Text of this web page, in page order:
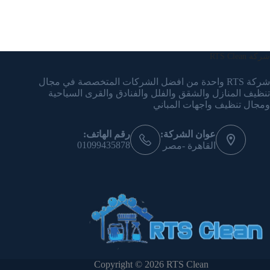
شركة RTS Clean
شركة RTS واحدة من افضل الشركات المتخصصة في مجال
تنظيف المنازل والشقق والفلل والفنادق والقرى السياحية
ومجال تنظيف واجهات المباني
عوان الشركة:
القاهرة -مصر
رقم الهاتف:
01099435878
Copyright © 2026 RTS Clean